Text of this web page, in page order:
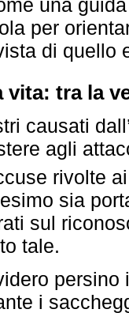
una
per
di quello
vita: tra la
causati
agli
rivolte
sia
sul
tale.
i